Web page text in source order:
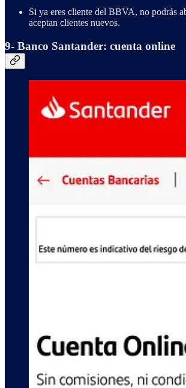
Si ya eres cliente del BBVA, no podrás
aceptan clientes nuevos.
9- Banco Santander: cuenta online